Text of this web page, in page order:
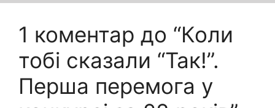
1 коментар до “Коли
тобі сказали “Так!”.
Перша перемога у